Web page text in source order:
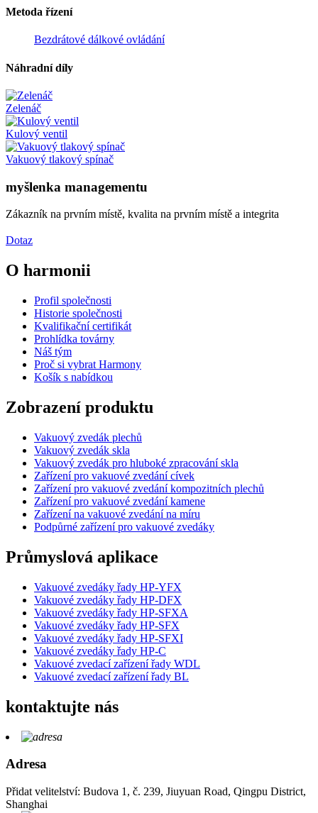
Metoda řízení
Bezdrátové dálkové ovládání
Náhradní díly
Zelenáč
Kulový ventil
Vakuový tlakový spínač
myšlenka managementu
Zákazník na prvním místě, kvalita na prvním místě a integrita
Dotaz
O harmonii
Profil společnosti
Historie společnosti
Kvalifikační certifikát
Prohlídka továrny
Náš tým
Proč si vybrat Harmony
Košík s nabídkou
Zobrazení produktu
Vakuový zvedák plechů
Vakuový zvedák skla
Vakuový zvedák pro hluboké zpracování skla
Zařízení pro vakuové zvedání cívek
Zařízení pro vakuové zvedání kompozitních plechů
Zařízení pro vakuové zvedání kamene
Zařízení na vakuové zvedání na míru
Podpůrné zařízení pro vakuové zvedáky
Průmyslová aplikace
Vakuové zvedáky řady HP-YFX
Vakuové zvedáky řady HP-DFX
Vakuové zvedáky řady HP-SFXA
Vakuové zvedáky řady HP-SFX
Vakuové zvedáky řady HP-SFXI
Vakuové zvedáky řady HP-C
Vakuové zvedací zařízení řady WDL
Vakuové zvedací zařízení řady BL
kontaktujte nás
Adresa
Přidat velitelství: Budova 1, č. 239, Jiuyuan Road, Qingpu District,
Shanghai